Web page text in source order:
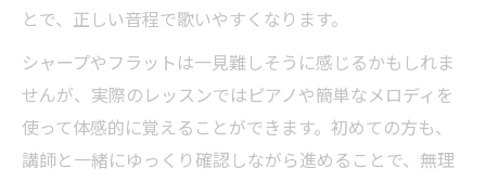
とで、正しい音程で歌いやすくなります。
シャープやフラットは一見難しそうに感じるかもしれま
せんが、実際のレッスンではピアノや簡単なメロディを
使って体感的に覚えることができます。初めての方も、
講師と一緒にゆっくり確認しながら進めることで、無理